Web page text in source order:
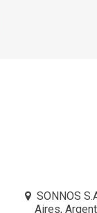
SONNOS
Aires,